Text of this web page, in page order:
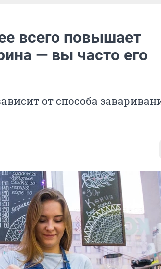
всего повышает
— вы часто его
от способа